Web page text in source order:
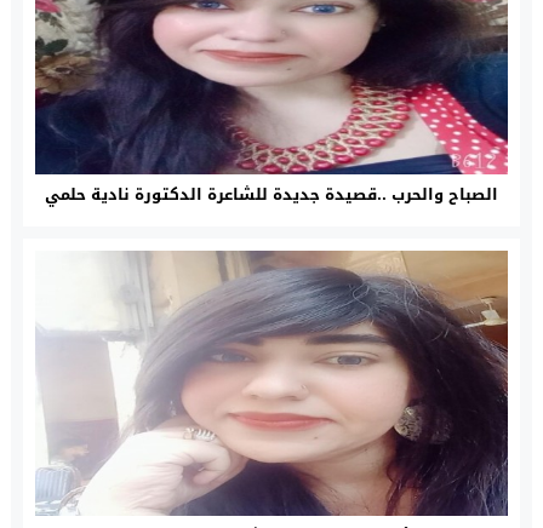
الصباح والحرب ..قصيدة جديدة للشاعرة الدكتورة نادية حلمي